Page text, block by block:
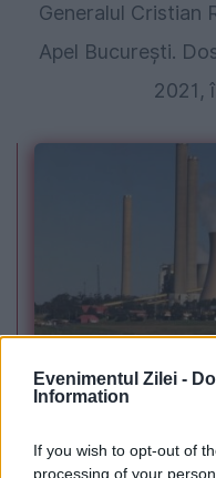
Evenimentul Zilei -
Information
If you wish to opt-out of
processing of your
Generalul Cristian
Apel București.
2021,
de urgență